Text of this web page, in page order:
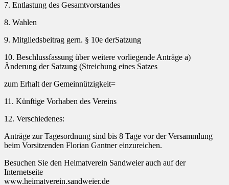
7. Entlastung des Gesamtvorstandes
8. Wahlen
9. Mitgliedsbeitrag gern. § 10e derSatzung
10. Beschlussfassung über weitere vorliegende Anträge a)
Änderung der Satzung (Streichung eines Satzes
zum Erhalt der Gemeinnützigkeit=
11. Künftige Vorhaben des Vereins
12. Verschiedenes:
Anträge zur Tagesordnung sind bis 8 Tage vor der Versammlung
beim Vorsitzenden Florian Gantner einzureichen.
Besuchen Sie den Heimatverein Sandweier auch auf der
Internetseite
www.heimatverein.sandweier.de